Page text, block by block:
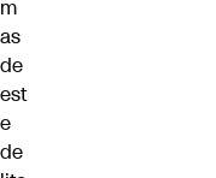
m
as
de
est
e
de